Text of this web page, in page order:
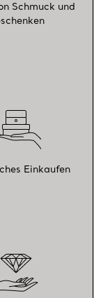
Schmuck und
Einkaufen